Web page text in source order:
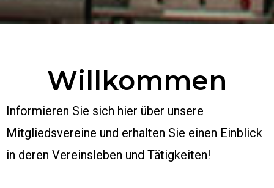
Willkommen
Informieren Sie sich hier über unsere
Mitgliedsvereine und erhalten Sie einen Einblick
in deren Vereinsleben und Tätigkeiten!